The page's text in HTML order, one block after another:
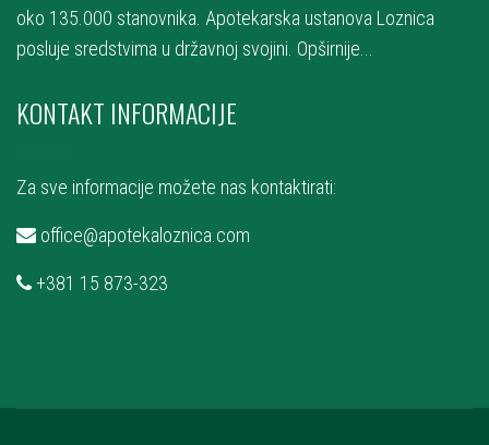
oko 135.000 stanovnika. Apotekarska ustanova Loznica
posluje sredstvima u državnoj svojini. Opširnije...
KONTAKT INFORMACIJE
Za sve informacije možete nas kontaktirati:
office@apotekaloznica.com
+381 15 873-323